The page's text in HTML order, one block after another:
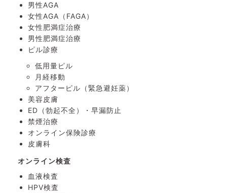
男性AGA
女性AGA（FAGA）
女性肥満症治療
男性肥満症治療
ピル診療
低用量ピル
月経移動
アフターピル （緊急避妊薬）
美容皮膚
ED（勃起不全）・ 早漏防止
禁煙治療
オンライン保険診療
皮膚科
オンライン検査
血液検査
HPV検査